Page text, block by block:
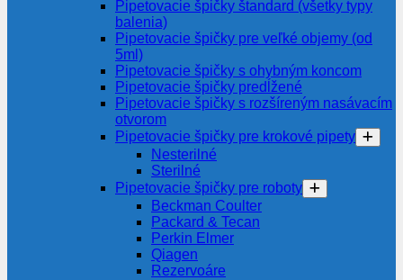
Pipetovacie špičky štandard (všetky typy
balenia)
Pipetovacie špičky pre veľké objemy (od
5ml)
Pipetovacie špičky s ohybným koncom
Pipetovacie špičky predĺžené
Pipetovacie špičky s rozšíreným nasávacím
otvorom
Pipetovacie špičky pre krokové pipety
Nesterilné
Sterilné
Pipetovacie špičky pre roboty
Beckman Coulter
Packard & Tecan
Perkin Elmer
Qiagen
Rezervoáre